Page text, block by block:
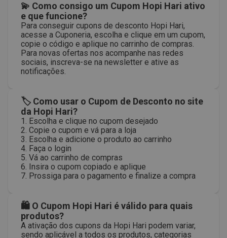
💫 Como consigo um Cupom Hopi Hari ativo
e que funcione?
Para conseguir cupons de desconto Hopi Hari,
acesse a Cuponeria, escolha e clique em um cupom,
copie o código e aplique no carrinho de compras.
Para novas ofertas nos acompanhe nas redes
sociais, inscreva-se na newsletter e ative as
notificações.
🏷 Como usar o Cupom de Desconto no site
da Hopi Hari?
1. Escolha e clique no cupom desejado
2. Copie o cupom e vá para a loja
3. Escolha e adicione o produto ao carrinho
4. Faça o login
5. Vá ao carrinho de compras
6. Insira o cupom copiado e aplique
7. Prossiga para o pagamento e finalize a compra
🛍 O Cupom Hopi Hari é válido para quais
produtos?
A ativação dos cupons da Hopi Hari podem variar,
sendo aplicável a todos os produtos, categorias